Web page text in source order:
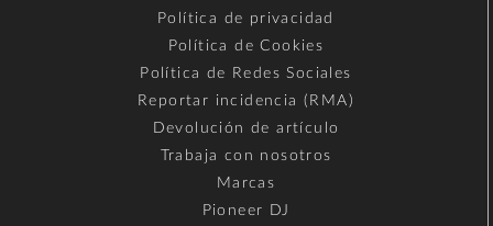
Política de privacidad
Política de Cookies
Política de Redes Sociales
Reportar incidencia (RMA)
Devolución de artículo
Trabaja con nosotros
Marcas
Pioneer DJ